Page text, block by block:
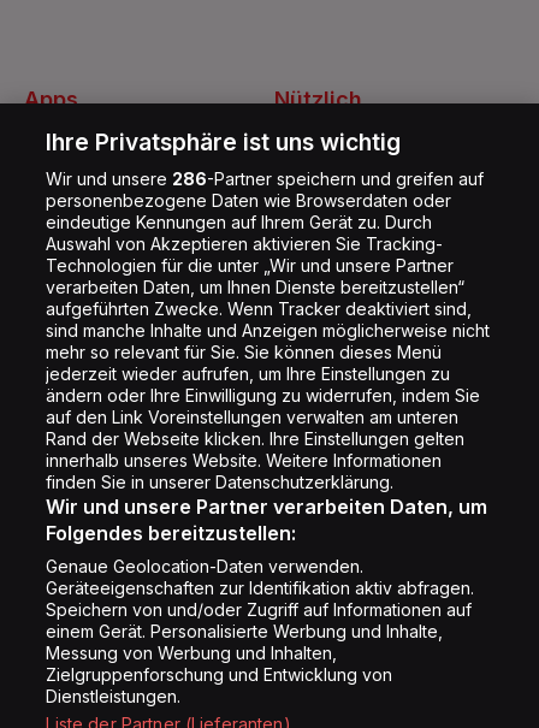
Folge uns
Copyright © Energy 2026
Nützlich
Kontakt
Jobs
Shop
Impressum
Rechtliches
Datenschutz
Cookie Liste
Cookie Einstellung
Apps
Energy Radio App
Ihre Privatsphäre ist uns wichtig
Wir und unsere 286-Partner speichern und greifen auf
personenbezogene Daten wie Browserdaten oder
eindeutige Kennungen auf Ihrem Gerät zu. Durch
Auswahl von Akzeptieren aktivieren Sie Tracking-
Technologien für die unter „Wir und unsere Partner
verarbeiten Daten, um Ihnen Dienste bereitzustellen“
aufgeführten Zwecke. Wenn Tracker deaktiviert sind,
sind manche Inhalte und Anzeigen möglicherweise nicht
mehr so relevant für Sie. Sie können dieses Menü
jederzeit wieder aufrufen, um Ihre Einstellungen zu
ändern oder Ihre Einwilligung zu widerrufen, indem Sie
auf den Link Voreinstellungen verwalten am unteren
Rand der Webseite klicken. Ihre Einstellungen gelten
innerhalb unseres Website. Weitere Informationen
finden Sie in unserer Datenschutzerklärung.
Wir und unsere Partner verarbeiten Daten, um
Folgendes bereitzustellen:
Genaue Geolocation-Daten verwenden.
Geräteeigenschaften zur Identifikation aktiv abfragen.
Speichern von und/oder Zugriff auf Informationen auf
einem Gerät. Personalisierte Werbung und Inhalte,
Messung von Werbung und Inhalten,
Zielgruppenforschung und Entwicklung von
Dienstleistungen.
Liste der Partner (Lieferanten)